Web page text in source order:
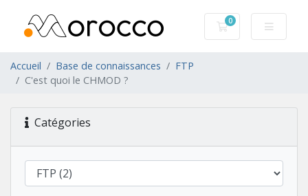
0
Votre panier
Accueil Base de connaissances
FTP
C'est quoi le CHMOD ?
Catégories